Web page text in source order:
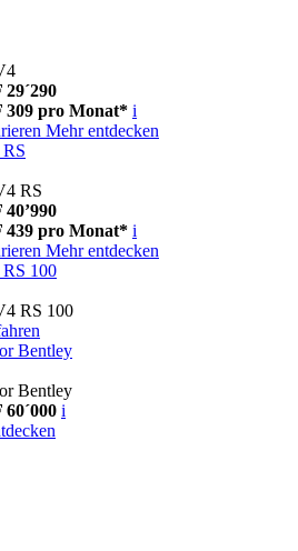
309 pro Monat* i
Mehr entdecken
RS
439 pro Monat* i
Mehr entdecken
100
RS 100
Bentley
Bentley
i